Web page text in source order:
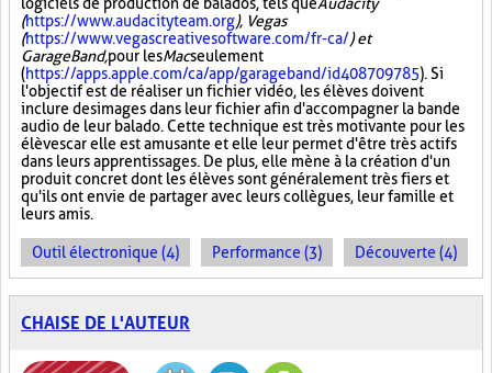
(https://www.audacityteam.org), Vegas
(https://www.vegascreativesoftware.com/fr-ca/) et
GarageBand,pour lesMacseulement
(https://apps.apple.com/ca/app/garageband/id408709785). Si
l'objectif est de réaliser un fichier vidéo, les élèves doivent
inclure des images dans leur fichier afin d'accompagner la bande
audio de leur balado. Cette technique est très motivante pour les
élèves car elle est amusante et elle leur permet d'être très actifs
dans leurs apprentissages. De plus, elle mène à la création d'un
produit concret dont les élèves sont généralement très fiers et
qu'ils ont envie de partager avec leurs collègues, leur famille et
leurs amis.
Outil électronique (4) Performance (3) Découverte (4)
CHAISE DE L'AUTEUR